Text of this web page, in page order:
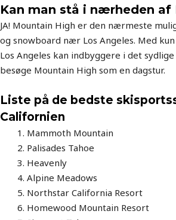
Kan man stå i nærheden af
JA! Mountain High er den nærmeste
og snowboard nær Los Angeles. Med
Los Angeles kan indbyggere i det
besøge Mountain High som en dagstur.
Liste på de bedste
Californien
Mammoth Mountain
Palisades Tahoe
Heavenly
Alpine Meadows
Northstar California Resort
Homewood Mountain Resort